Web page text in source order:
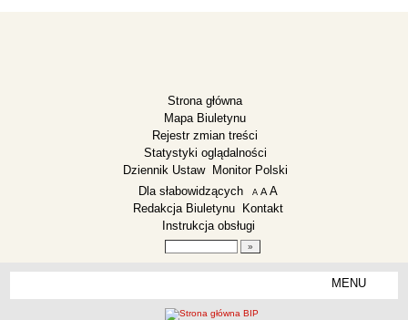
Strona główna
Mapa Biuletynu
Rejestr zmian treści
Statystyki oglądalności
Dziennik Ustaw
Monitor Polski
Menu dodatkowe
Dla słabowidzących A pomniejsz czcionkę
A standardowy rozmiar czcionki
A
Redakcja Biuletynu
Kontakt
Instrukcja obsługi
MENU
ZESPÓŁ SZKOLNO-PRZEDSZKOLNY LISEWO